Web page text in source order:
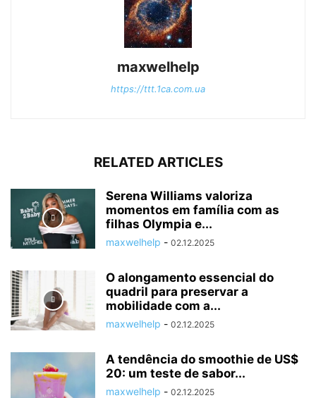
maxwelhelp
https://ttt.1ca.com.ua
RELATED ARTICLES
Serena Williams valoriza
momentos em família com as
filhas Olympia e...
maxwelhelp - 02.12.2025
O alongamento essencial do
quadril para preservar a
mobilidade com a...
maxwelhelp - 02.12.2025
A tendência do smoothie de US$
20: um teste de sabor...
maxwelhelp - 02.12.2025